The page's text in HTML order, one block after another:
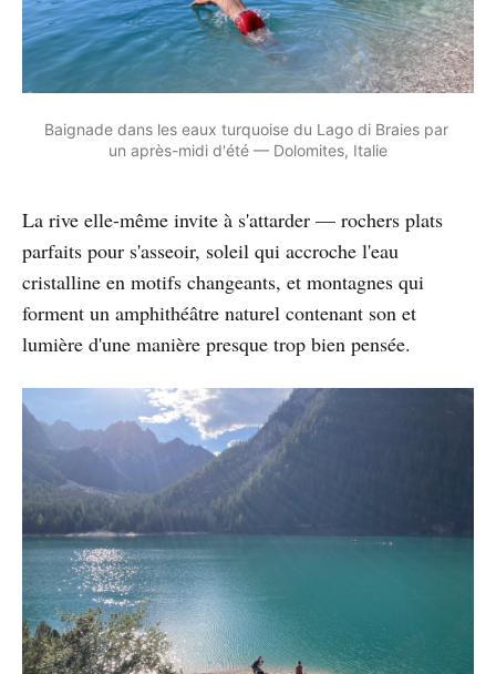
Baignade dans les eaux turquoise du Lago di Braies par
un après-midi d'été — Dolomites, Italie
La rive elle-même invite à s'attarder — rochers plats
parfaits pour s'asseoir, soleil qui accroche l'eau
cristalline en motifs changeants, et montagnes qui
forment un amphithéâtre naturel contenant son et
lumière d'une manière presque trop bien pensée.